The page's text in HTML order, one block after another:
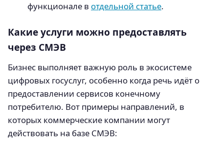
функционале в отдельной статье.
Какие услуги можно предоставлять
через СМЭВ
Бизнес выполняет важную роль в экосистеме
цифровых госуслуг, особенно когда речь идёт о
предоставлении сервисов конечному
потребителю. Вот примеры направлений, в
которых коммерческие компании могут
действовать на базе СМЭВ: